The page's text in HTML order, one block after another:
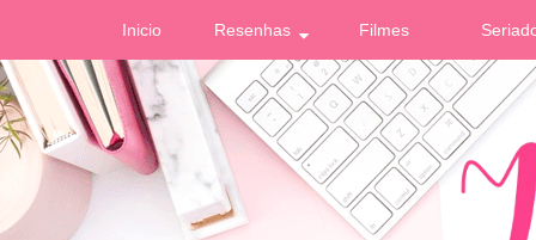
Inicio Resenhas Filmes